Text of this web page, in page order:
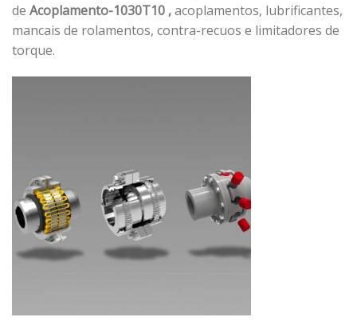
de Acoplamento-1030T10 ,acoplamentos, lubrificantes,
mancais de rolamentos, contra-recuos e limitadores de
torque.